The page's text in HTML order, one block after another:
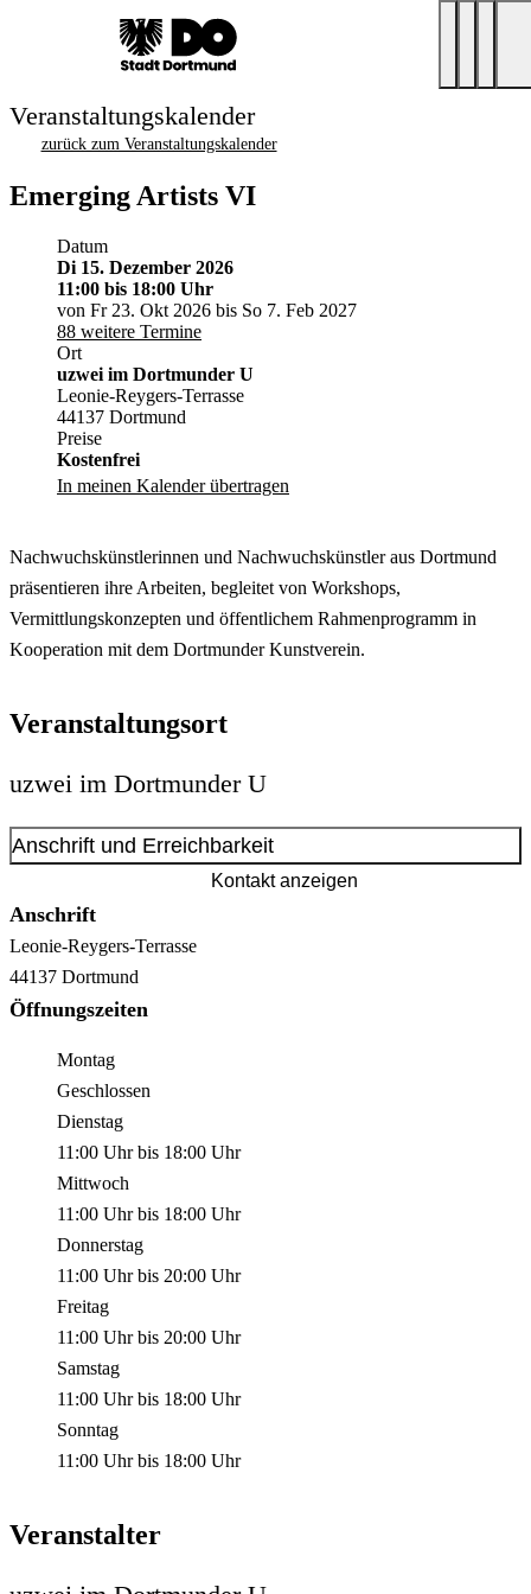
Veranstaltungskalender
zurück zum Veranstaltungskalender
Emerging Artists VI
Datum
Di 15. Dezember 2026
11:00 bis 18:00 Uhr
von Fr 23. Okt 2026 bis So 7. Feb 2027
88 weitere Termine
Ort
uzwei im Dortmunder U
Leonie-Reygers-Terrasse
44137 Dortmund
Preise
Kostenfrei
In meinen Kalender übertragen
Nachwuchskünstlerinnen und Nachwuchskünstler aus Dortmund
präsentieren ihre Arbeiten, begleitet von Workshops,
Vermittlungskonzepten und öffentlichem Rahmenprogramm in
Kooperation mit dem Dortmunder Kunstverein.
Veranstaltungsort
uzwei im Dortmunder U
Anschrift und Erreichbarkeit
Kontakt anzeigen
Anschrift
Leonie-Reygers-Terrasse
44137 Dortmund
Öffnungszeiten
Montag
Geschlossen
Dienstag
11:00 Uhrbis 18:00 Uhr
Mittwoch
11:00 Uhrbis 18:00 Uhr
Donnerstag
11:00 Uhrbis 20:00 Uhr
Freitag
11:00 Uhrbis 20:00 Uhr
Samstag
11:00 Uhrbis 18:00 Uhr
Sonntag
11:00 Uhrbis 18:00 Uhr
Veranstalter